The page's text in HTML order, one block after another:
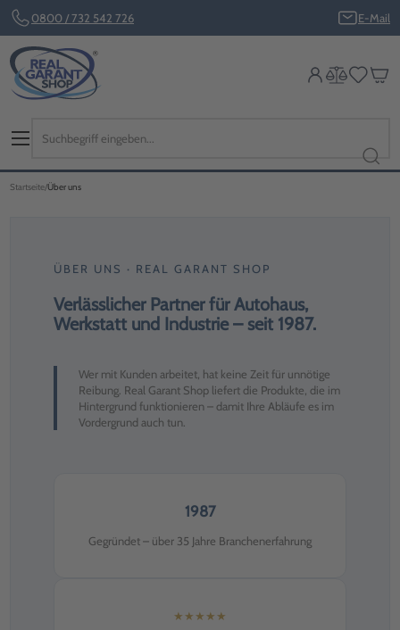
0800 / 732 542 726 E-Mail
Startseite Über uns
ÜBER UNS · REAL GARANT SHOP
Verlässlicher Partner für Autohaus,
Werkstatt und Industrie – seit 1987.
Wer mit Kunden arbeitet, hat keine Zeit für unnötige
Reibung. Real Garant Shop liefert die Produkte, die im
Hintergrund funktionieren – damit Ihre Abläufe es im
Vordergrund auch tun.
1987
Gegründet – über 35 Jahre Branchenerfahrung
★★★★★